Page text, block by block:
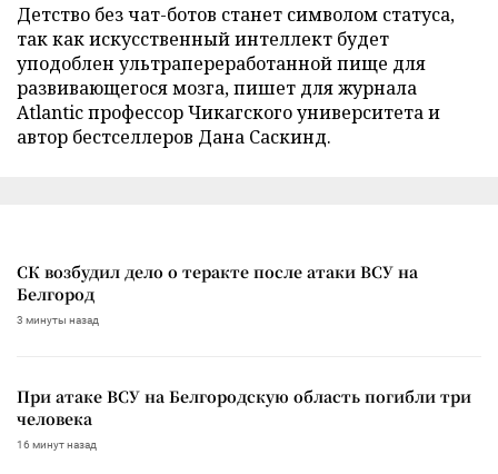
Детство без чат-ботов станет символом статуса,
так как искусственный интеллект будет
уподоблен ультрапереработанной пище для
развивающегося мозга, пишет для журнала
Atlantic профессор Чикагского университета и
автор бестселлеров Дана Саскинд.
СК возбудил дело о теракте после атаки ВСУ на
Белгород
3 минуты назад
При атаке ВСУ на Белгородскую область погибли три
человека
16 минут назад